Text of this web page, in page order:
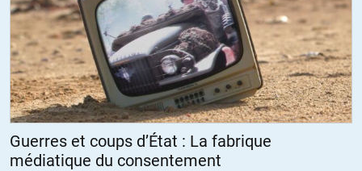
Guerres et coups d’État : La fabrique
médiatique du consentement